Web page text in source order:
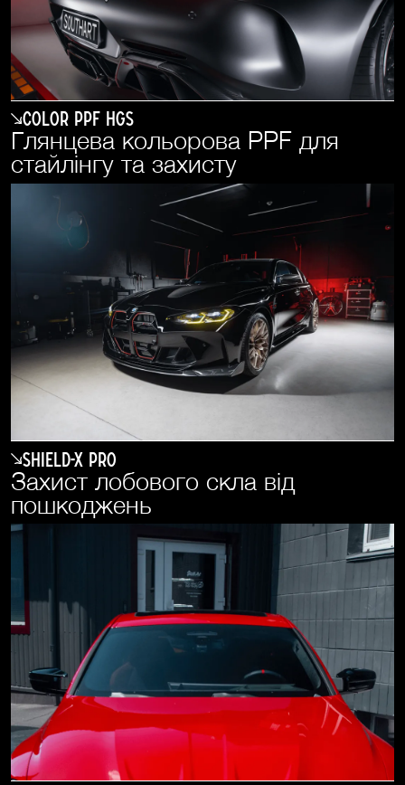
COLOR PPF HGS
Глянцева кольорова PPF для
стайлінгу та захисту
SHIELD-X PRO
Захист лобового скла від
пошкоджень